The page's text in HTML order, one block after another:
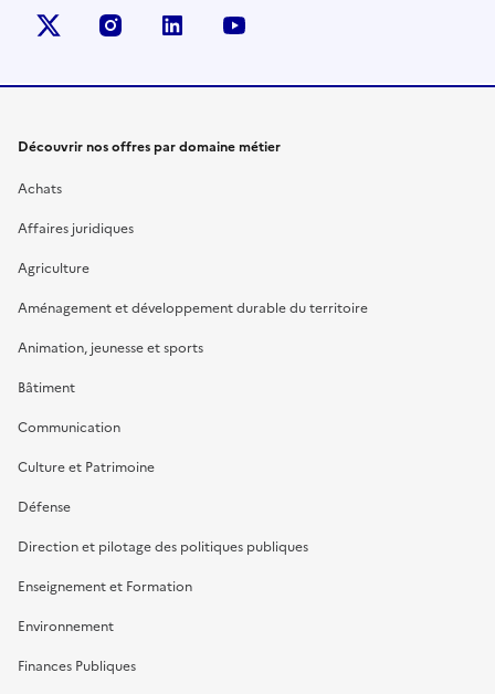
X (anciennement Twitter)
instagramlinkedin
Découvrir nos offres par domaine métier
Achats
Affaires juridiques
Agriculture
Aménagement et développement durable du territoire
Animation, jeunesse et sports
Bâtiment
Communication
Culture et Patrimoine
Défense
Direction et pilotage des politiques publiques
Enseignement et Formation
Environnement
Finances Publiques